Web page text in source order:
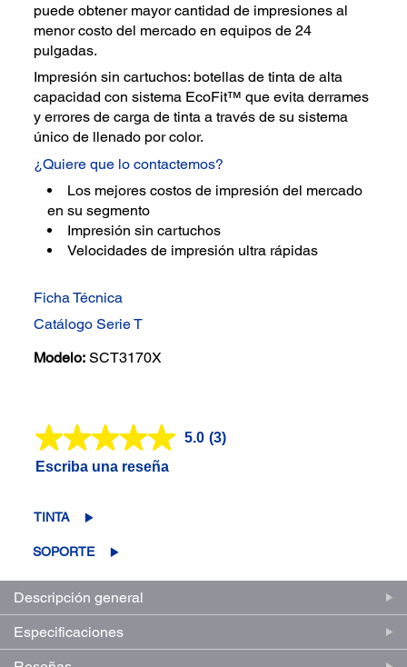
puede obtener mayor cantidad de impresiones al
menor costo del mercado en equipos de 24
pulgadas.
Impresión sin cartuchos: botellas de tinta de alta
capacidad con sistema EcoFit™ que evita derrames
y errores de carga de tinta a través de su sistema
único de llenado por color.
¿Quiere que lo contactemos?
Los mejores costos de impresión del mercado
en su segmento
Impresión sin cartuchos
Velocidades de impresión ultra rápidas
Ficha Técnica
Catálogo Serie T
Modelo: SCT3170X
5.0 Lea
(3)
Escriba una reseña
TINTA
SOPORTE
Descripción general
Especificaciones